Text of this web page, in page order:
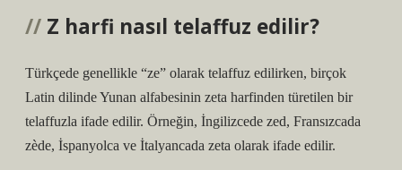
Z harfi nasıl telaffuz edilir?
Türkçede genellikle “ze” olarak telaffuz edilirken, birçok
Latin dilinde Yunan alfabesinin zeta harfinden türetilen bir
telaffuzla ifade edilir. Örneğin, İngilizcede zed, Fransızcada
zède, İspanyolca ve İtalyancada zeta olarak ifade edilir.